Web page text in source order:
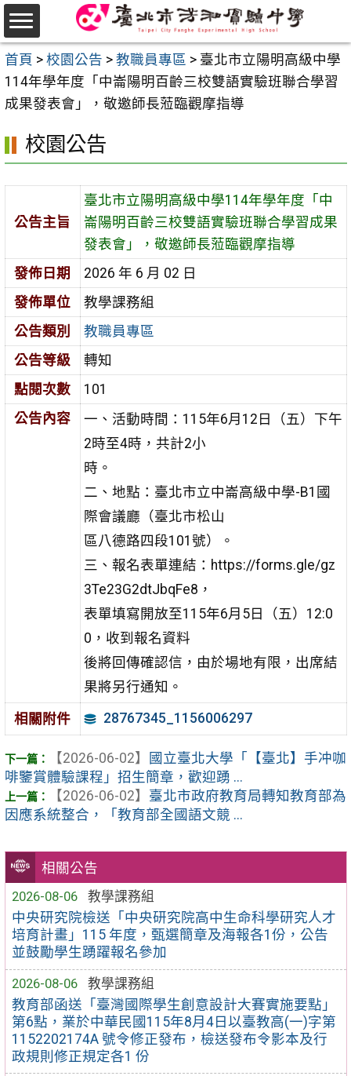
跳
至
主
要
內
首頁 > 校園公告 > 教職員專區 > 臺北市立陽明高級中學
114年學年度「中崙陽明百齡三校雙語實驗班聯合學習
成果發表會」，敬邀師長蒞臨觀摩指導
相關公告
2026-08-06
教學課務組
中央研究院檢送「中央研究院高中生命科學研究人才
培育計畫」115 年度，甄選簡章及海報各1份，公告
並鼓勵學生踴躍報名參加
2026-08-06
教學課務組
教育部函送「臺灣國際學生創意設計大賽實施要點」
第6點，業於中華民國115年8月4日以臺教高(一)字第
1152202174A 號令修正發布，檢送發布令影本及行
政規則修正規定各1 份
校園公告
公告主旨
臺北市立陽明高級中學114年學年度「中
崙陽明百齡三校雙語實驗班聯合學習成果
發表會」，敬邀師長蒞臨觀摩指導
發佈日期
2026 年 6 月 02 日
發佈單位
教學課務組
公告類別
教職員專區
公告等級
轉知
點閱次數
101
公告內容
一、活動時間：115年6月12日（五）下午
2時至4時，共計2小
時。
二、地點：臺北市立中崙高級中學-B1國
際會議廳（臺北市松山
區八德路四段101號）。
三、報名表單連結：https://forms.gle/gz
3Te23G2dtJbqFe8，
表單填寫開放至115年6月5日（五）12:0
0，收到報名資料
後將回傳確認信，由於場地有限，出席結
果將另行通知。
相關附件 28767345_1156006297
【2026-06-02】
國立臺北大學「【臺北】手冲咖
啡鑒賞體驗課程」招生簡章，歡迎踴 ...
【2026-06-02】 臺北市政府教育局轉知教育部為
因應系統整合，「教育部全國語文競 ...
選
單